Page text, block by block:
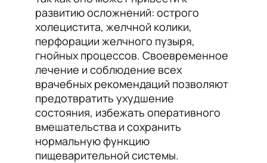
развитию осложнений: острого
холецистита, желчной колики,
перфорации желчного пузыря,
гнойных процессов. Своевременное
лечение и соблюдение всех
врачебных рекомендаций позволяют
предотвратить ухудшение
состояния, избежать оперативного
вмешательства и сохранить
нормальную функцию
пищеварительной системы.